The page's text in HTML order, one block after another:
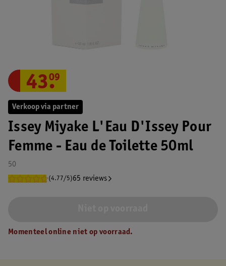
Verkoop via partner
Issey Miyake L'Eau D'Issey Pour
Femme - Eau de Toilette 50ml
50
(4.77/5)65 reviews
43.
09
Momenteel online niet op voorraad.